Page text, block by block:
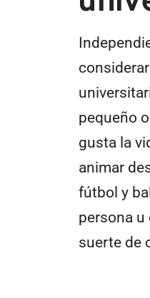
pequeño
gusta la
animar
fútbol y
persona u
suerte de